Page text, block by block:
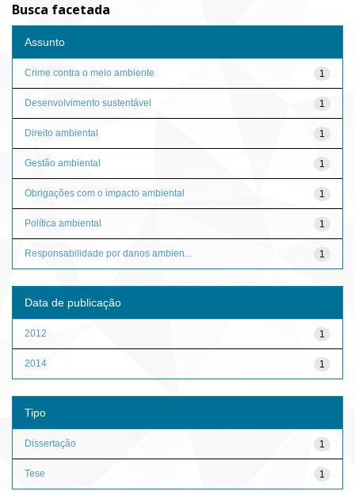
Busca facetada
Assunto
1
Crime contra o meio ambiente
1
Desenvolvimento sustentável
1
Direito ambiental
1
Gestão ambiental
1
Obrigações com o impacto ambiental
1
Política ambiental
1
Responsabilidade por danos ambien...
Data de publicação
1
2012
1
2014
Tipo
1
Dissertação
1
Tese